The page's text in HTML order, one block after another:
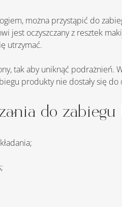
można przystąpić do
jest oczyszczany z resztek
utrzymać.
produkty nie dostały się do
do